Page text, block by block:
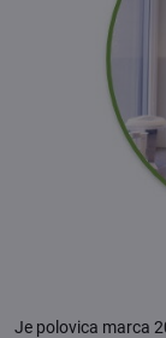
Je polovica marca